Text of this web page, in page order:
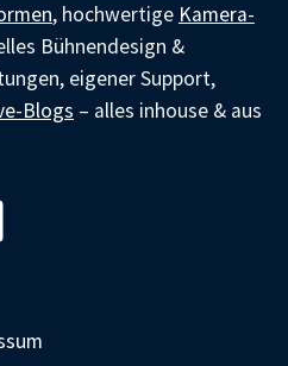
, hochwertige Kamera-
Bühnendesign &
eigener Support,
Blogs – alles inhouse & aus